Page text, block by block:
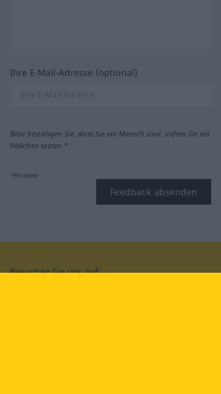
Ihre E-Mail-Adresse (optional)
Bitte bestätigen Sie, dass Sie ein Mensch sind, indem Sie ein
Häkchen setzen.*
*Pflichtfeld
Feedback absenden
Besuchen Sie uns auf: